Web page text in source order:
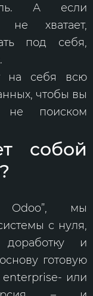
А если
не хватает,
под себя,
на себя всю
чтобы вы
не поиском
собой
Odoo”, мы
с нуля,
и
готовую
или